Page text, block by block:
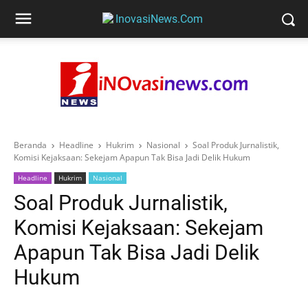
Beranda Headline Hukrim Nasional
Soal Produk Jurnalistik,
Komisi Kejaksaan: Sekejam Apapun Tak Bisa Jadi Delik Hukum
Headline Hukrim Nasional
Soal Produk Jurnalistik,
Komisi Kejaksaan: Sekejam
Apapun Tak Bisa Jadi Delik
Hukum